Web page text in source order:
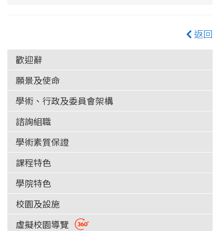
返回
歡迎辭
願景及使命
學術、行政及委員會架構
諮詢組職
學術素質保證
課程特色
學院特色
校園及設施
虛擬校園導覽